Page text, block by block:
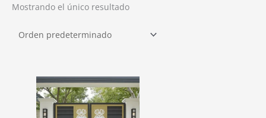
Mostrando el único resultado